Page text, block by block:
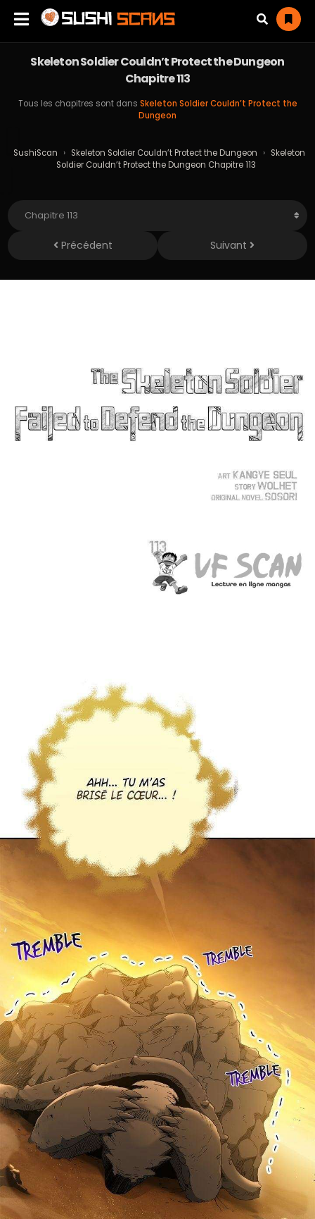
Skeleton Soldier Couldn’t Protect the Dungeon
Chapitre 113
Tous les chapitres sont dans Skeleton Soldier Couldn’t Protect the
Dungeon
SushiScan › Skeleton Soldier Couldn’t Protect the Dungeon › Skeleton
Soldier Couldn’t Protect the Dungeon Chapitre 113
Précédent Suivant